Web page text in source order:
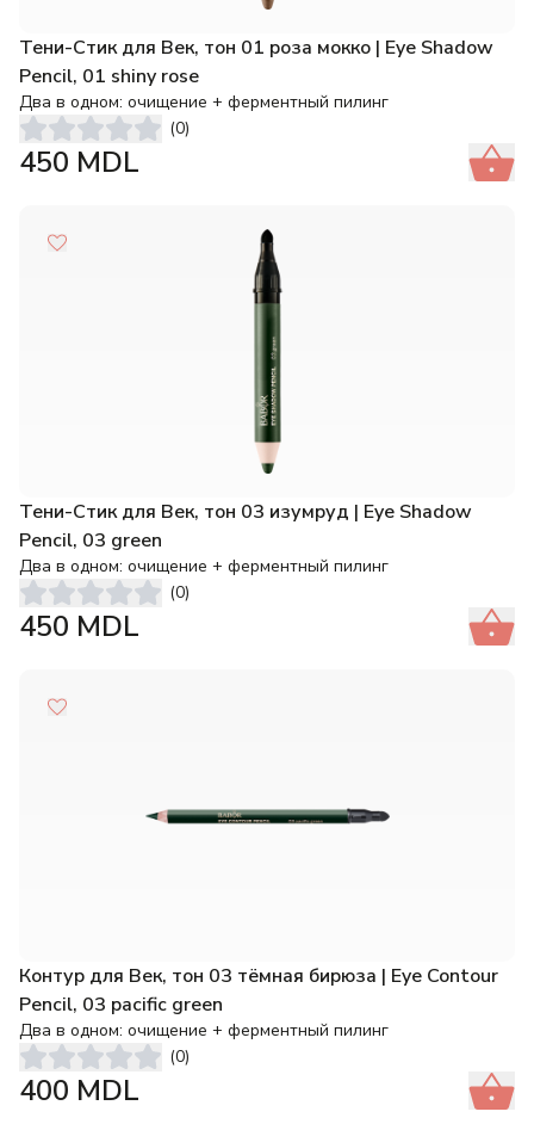
Тени-Стик для Век, тон 01 роза мокко | Eye Shadow
Pencil, 01 shiny rose
Два в одном: очищение + ферментный пилинг
(0)
450 MDL
Тени-Стик для Век, тон 03 изумруд | Eye Shadow
Pencil, 03 green
Два в одном: очищение + ферментный пилинг
(0)
450 MDL
Контур для Век, тон 03 тёмная бирюза | Eye Contour
Pencil, 03 pacific green
Два в одном: очищение + ферментный пилинг
(0)
400 MDL